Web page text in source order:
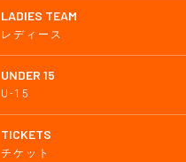
LADIES TEAM
レディース
UNDER 15
U-15
TICKETS
チケット